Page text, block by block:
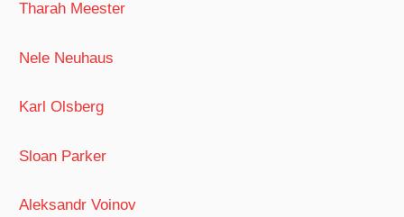
Tharah Meester
Nele Neuhaus
Karl Olsberg
Sloan Parker
Aleksandr Voinov